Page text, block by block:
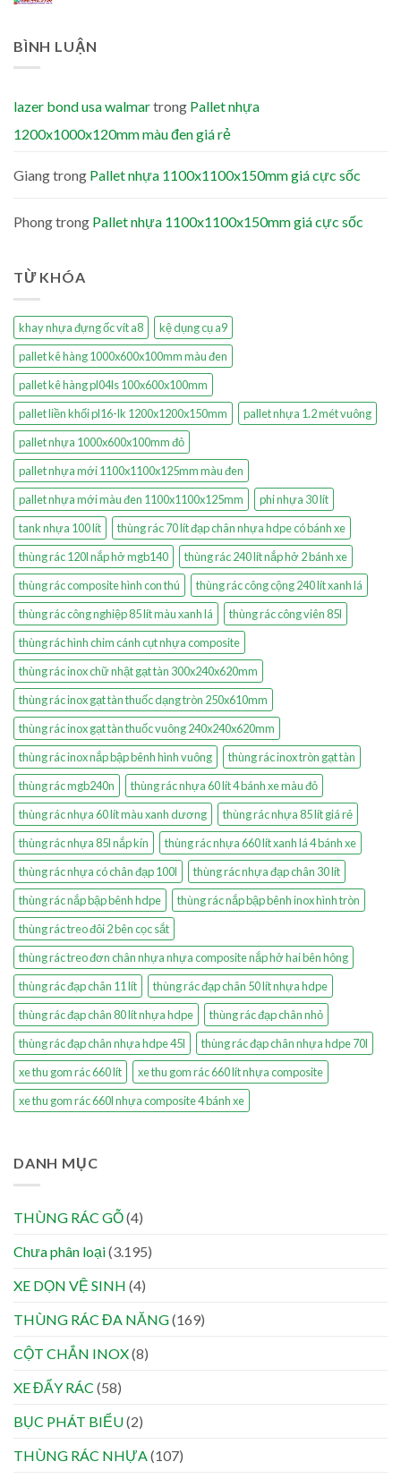
BÌNH LUẬN
lazer bond usa walmartrong Pallet nhựa
1200x1000x120mm màu đen giá rẻ
Giangtrong Pallet nhựa 1100x1100x150mm giá cực sốc
Phongtrong Pallet nhựa 1100x1100x150mm giá cực sốc
TỪ KHÓA
khay nhựa đựng ốc vít a8
kệ dụng cụ a9
pallet kê hàng 1000x600x100mm màu đen
pallet kê hàng pl04ls 100x600x100mm
pallet liền khối pl16-lk 1200x1200x150mm
pallet nhựa 1.2 mét vuông
pallet nhựa 1000x600x100mm đỏ
pallet nhựa mới 1100x1100x125mm màu đen
pallet nhựa mới màu đen 1100x1100x125mm
phi nhựa 30 lít
tank nhựa 100 lít
thùng rác 70 lít đạp chân nhựa hdpe có bánh xe
thùng rác 120l nắp hở mgb140
thùng rác 240 lít nắp hở 2 bánh xe
thùng rác composite hình con thú
thùng rác công cộng 240 lít xanh lá
thùng rác công nghiệp 85 lít màu xanh lá
thùng rác công viên 85l
thùng rác hình chim cánh cụt nhựa composite
thùng rác inox chữ nhật gạt tàn 300x240x620mm
thùng rác inox gạt tàn thuốc dạng tròn 250x610mm
thùng rác inox gạt tàn thuốc vuông 240x240x620mm
thùng rác inox nắp bập bênh hình vuông
thùng rác inox tròn gạt tàn
thùng rác mgb240n
thùng rác nhựa 60 lít 4 bánh xe màu đỏ
thùng rác nhựa 60 lít màu xanh dương
thùng rác nhựa 85 lít giá rẻ
thùng rác nhựa 85l nắp kín
thùng rác nhựa 660 lít xanh lá 4 bánh xe
thùng rác nhựa có chân đạp 100l
thùng rác nhựa đạp chân 30 lít
thùng rác nắp bập bênh hdpe
thùng rác nắp bập bênh inox hình tròn
thùng rác treo đôi 2 bên cọc sắt
thùng rác treo đơn chân nhựa nhựa composite nắp hở hai bên hông
thùng rác đạp chân 11 lít
thùng rác đạp chân 50 lít nhựa hdpe
thùng rác đạp chân 80 lít nhựa hdpe
thùng rác đạp chân nhỏ
thùng rác đạp chân nhựa hdpe 45l
thùng rác đạp chân nhựa hdpe 70l
xe thu gom rác 660 lít
xe thu gom rác 660 lít nhựa composite
xe thu gom rác 660l nhựa composite 4 bánh xe
DANH MỤC
THÙNG RÁC GỖ(4)
Chưa phân loại(3.195)
XE DỌN VỆ SINH (4)
THÙNG RÁC ĐA NĂNG(169)
CỘT CHẮN INOX(8)
XE ĐẨY RÁC (58)
BỤC PHÁT BIỂU(2)
THÙNG RÁC NHỰA (107)